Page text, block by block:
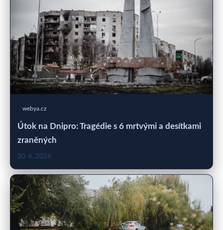
webya.cz
Útok na Dnipro: Tragédie s 6 mrtvými a desítkami
zraněných
30. 6. 2026